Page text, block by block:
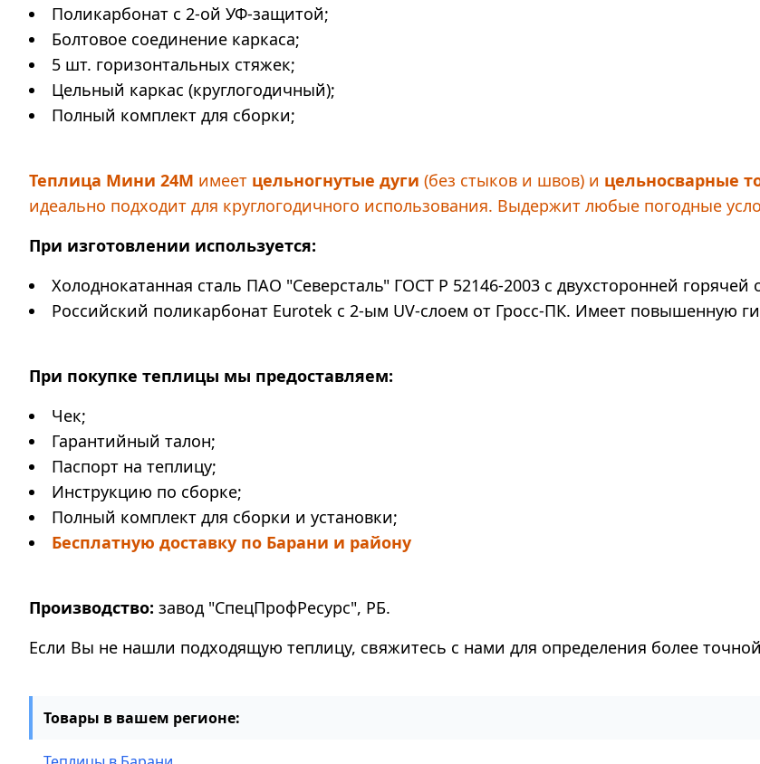
Поликарбонат с 2-ой УФ-защитой;
Болтовое соединение каркаса;
5 шт. горизонтальных стяжек;
Цельный каркас (круглогодичный);
Полный комплект для сборки;
Теплица Мини 24М имеет цельногнутые дуги (без стыков и швов) и цельносварные
идеально подходит для круглогодичного использования. Выдержит любые погодные
При изготовлении используется:
Холоднокатанная сталь ПАО "Северсталь" ГОСТ Р 52146-2003 с двухсторонней горячей
Российский поликарбонат Eurotek с 2-ым UV-слоем от Гросс-ПК. Имеет повышенную
При покупке теплицы мы предоставляем:
Чек;
Гарантийный талон;
Паспорт на теплицу;
Инструкцию по сборке;
Полный комплект для сборки и установки;
Бесплатную доставку по Барани и району
Производство: завод "СпецПрофРесурс", РБ.
Если Вы не нашли подходящую теплицу, свяжитесь с нами для определения более
Товары в вашем регионе: